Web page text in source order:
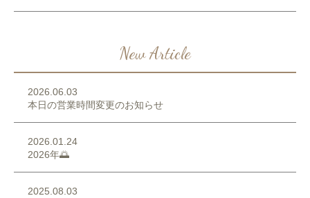
New Article
2026.06.03
本日の営業時間変更のお知らせ
2026.01.24
2026年🌅
2025.08.03